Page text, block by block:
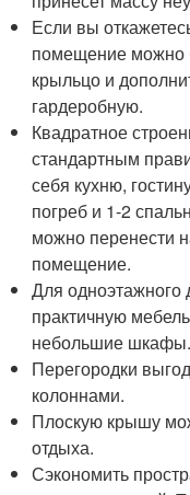
Если вы
помещение можно
крыльцо и
гардеробную.
Квадратное
стандартным
себя кухню,
погреб и 1-2
можно перенести
помещение.
Для одноэтажного
практичную
небольшие шкафы.
Перегородки
колоннами.
Плоскую крышу
отдыха.
Сэкономить